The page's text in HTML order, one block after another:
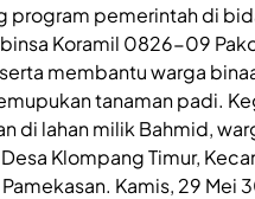
program pemerintah di
Koramil 0826-09
membantu warga
tanaman padi.
di lahan milik Bahmid,
Klompang Timur,
Kamis, 29 Mei